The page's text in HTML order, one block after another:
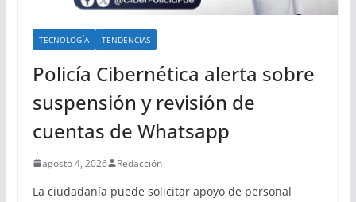
TECNOLOGÍA TENDENCIAS
Policía Cibernética alerta sobre
suspensión y revisión de
cuentas de Whatsapp
agosto 4, 2026 Redacción
La ciudadanía puede solicitar apoyo de personal